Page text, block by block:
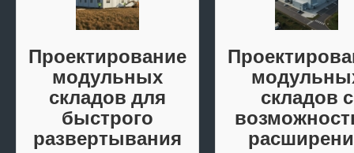
Проектирование
модульных
складов для
быстрого
развертывания
складов с